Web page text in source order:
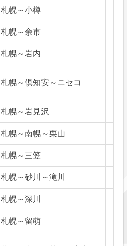
札幌～小樽
札幌～余市
札幌～岩内
札幌～倶知安～ニセコ
札幌～岩見沢
札幌～南幌～栗山
札幌～三笠
札幌～砂川～滝川
札幌～深川
札幌～留萌